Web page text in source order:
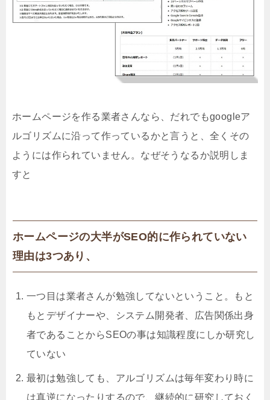
ホームページを作る業者さんなら、だれでもgoogleア
ルゴリズムに沿って作っているかと言うと、全くその
ようには作られていません。なぜそうなるか説明しま
すと
ホームページの大半がSEO的に作られていない
理由は3つあり、
一つ目は業者さんが勉強してないということ。もと
もとデザイナーや、システム開発者、広告関係出身
者であることからSEOの事は知識程度にしか研究し
ていない
最初は勉強しても、アルゴリズムは毎年変わり時に
は真逆になったりするので、継続的に研究しておく